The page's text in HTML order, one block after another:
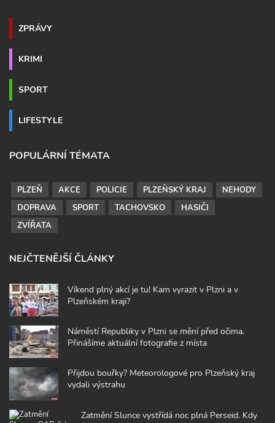
ZPRÁVY
KRIMI
SPORT
LIFESTYLE
POPULÁRNÍ TÉMATA
PLZEŇ AKCE POLICIE PLZEŇSKÝ KRAJ
NEHODY
DOPRAVA
SPORT TACHOVSKO
HASIČI
ZVÍŘATA
NEJČTENĚJŠÍ ČLÁNKY
Víkend plný akcí je tu! Kam vyrazit v Plzni a v
Plzeňském kraji?
Náměstí Republiky v Plzni se mění před očima.
Přinášíme aktuální fotografie z místa
Přijdou bouřky? Meteorologové pro Plzeňský kraj
vydali výstrahu
Zatmění Slunce vystřídá noc plná Perseid. Kdy